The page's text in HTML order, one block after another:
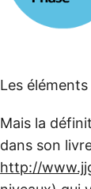
Les
Mais la
dans son
http://